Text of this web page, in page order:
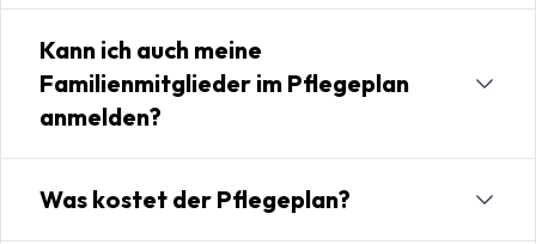
Kann ich auch meine
Familienmitglieder im Pflegeplan
anmelden?
Was kostet der Pflegeplan?